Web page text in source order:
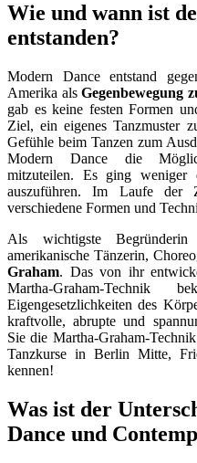
Wie und wann ist
entstanden?
Modern Dance entstand
Amerika alsGegenbewegung
gab es keine festen Formen
Ziel, ein eigenes Tanzmuster
Gefühle beim Tanzen zum
Modern Dance die
mitzuteilen. Es ging weniger
auszuführen. Im Laufe der
verschiedene Formen und
Als wichtigste
amerikanische Tänzerin,
Graham. Das von ihr
Martha-Graham-
Eigengesetzlichkeiten des
kraftvolle, abrupte und
Sie die Martha-Graham-
Tanzkurse in Berlin Mitte,
kennen!
Was ist der
Dance und